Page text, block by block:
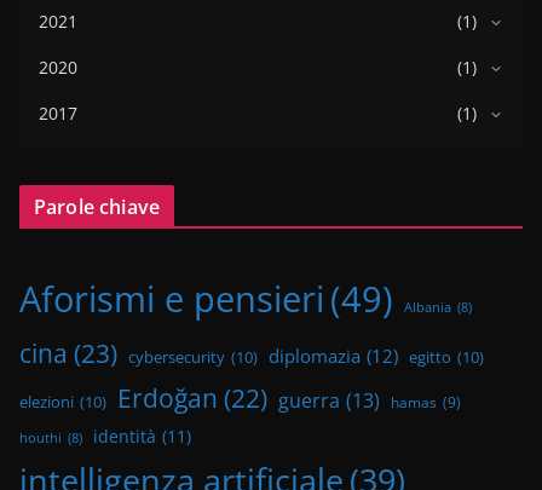
2021
(1)
2020
(1)
2017
(1)
Parole chiave
Aforismi e pensieri (49) Albania (8)
cina (23) cybersecurity (10) diplomazia (12) egitto (10)
elezioni (10) Erdoğan (22) guerra (13) hamas (9)
houthi (8) identità (11)
intelligenza artificiale(39)